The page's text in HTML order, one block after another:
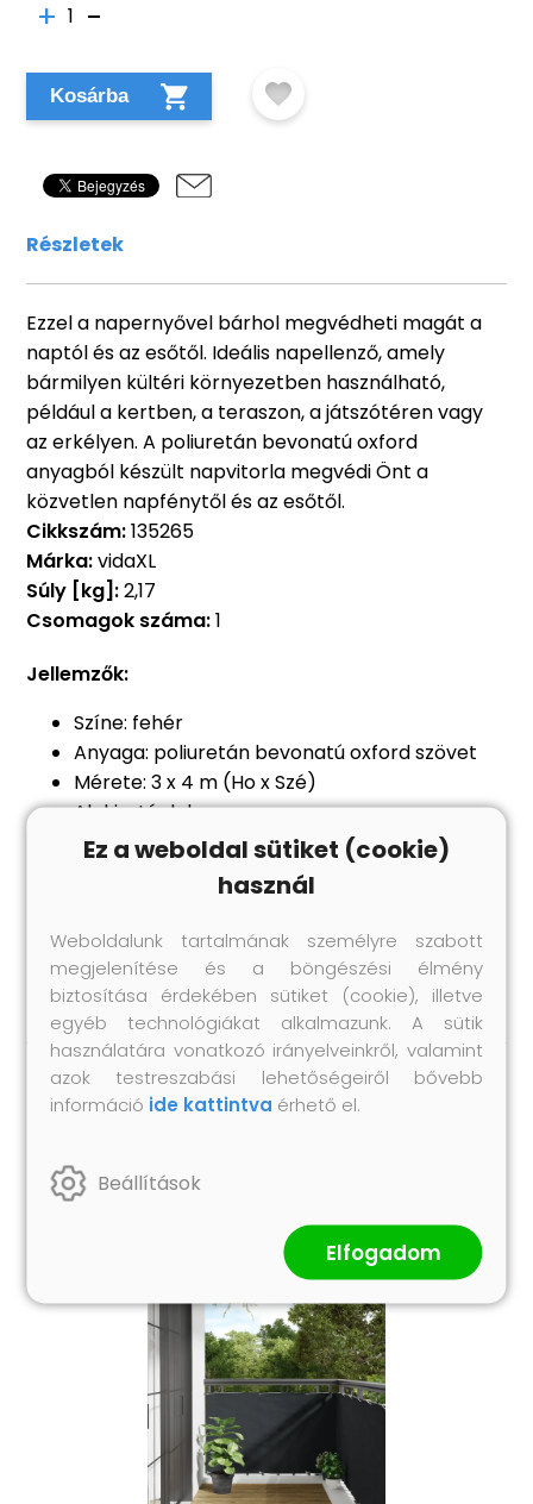
1
Kosárba
Részletek
Ezzel a napernyővel bárhol megvédheti magát a
naptól és az esőtől. Ideális napellenző, amely
bármilyen kültéri környezetben használható,
például a kertben, a teraszon, a játszótéren vagy
az erkélyen. A poliuretán bevonatú oxford
anyagból készült napvitorla megvédi Önt a
közvetlen napfénytől és az esőtől.
Cikkszám:135265
Márka:vidaXL
Súly [kg]:2,17
Csomagok száma:1
Jellemzők:
Színe: fehér
Anyaga: poliuretán bevonatú oxford szövet
Mérete: 3 x 4 m (Ho x Szé)
Alakja: téglalap
Vízálló
Rozsdamentes acél rögzítők minden sarkon
4 db 1,5 méteres polietilén zsinórral
Összeszerelést igényel: nem
Hasonló termékek
Ez a weboldal sütiket (cookie)
használ
Weboldalunk tartalmának személyre szabott
megjelenítése és a böngészési élmény
biztosítása érdekében sütiket (cookie), illetve
egyéb technológiákat alkalmazunk. A sütik
használatára vonatkozó irányelveinkről, valamint
azok testreszabási lehetőségeiről bővebb
információ ide kattintva érhető el.
Beállítások
Elfogadom